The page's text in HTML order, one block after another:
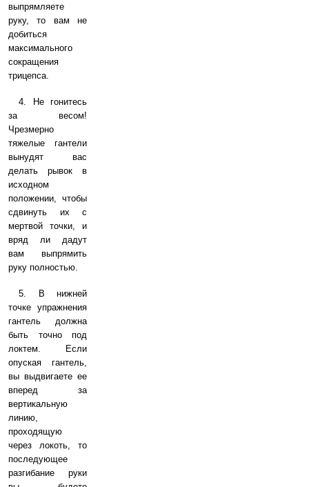
выпрямляете
руку, то вам не
добиться
максимального
сокращения
трицепса.
4. Не гонитесь
за весом!
Чрезмерно
тяжелые гантели
вынудят вас
делать рывок в
исходном
положении, чтобы
сдвинуть их с
мертвой точки, и
вряд ли дадут
вам выпрямить
руку полностью.
5. В нижней
точке упражнения
гантель должна
быть точно под
локтем. Если
опуская гантель,
вы выдвигаете ее
вперед за
вертикальную
линию,
проходящую
через локоть, то
последующее
разгибание руки